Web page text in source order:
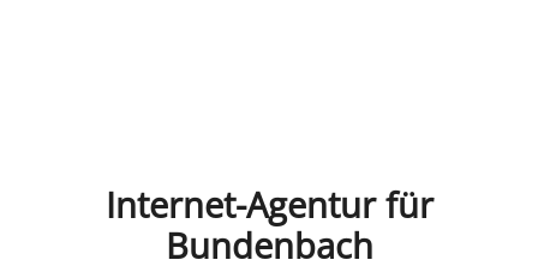
Internet-Agentur für
Bundenbach